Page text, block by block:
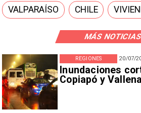
MÁS NOTICIAS
20/07/
Inundaciones
Copiapó y
REGIONES
VALPARAÍSO CHILE